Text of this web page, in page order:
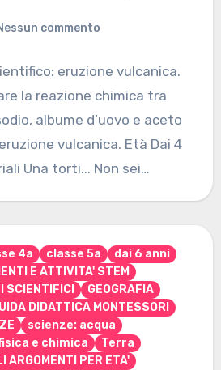
commento
eruzione vulcanica.
la reazione chimica tra
albume d’uovo e aceto
vulcanica. Età Dai 4
Una torti... Non sei…
4a classe 5a
dai 6 anni
E ATTIVITA' STEM
SCIENTIFICI
GEOGRAFIA
DIDATTICA MONTESSORI
scienze: acqua
e chimica
Terra
ARGOMENTI PER ETA'